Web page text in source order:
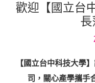
歡迎【國立台
長
【國立台中科技大學
司，關心產學攜手